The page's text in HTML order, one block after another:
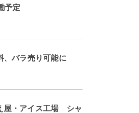
予定
、バラ売り可能に
屋・アイス工場 シャ